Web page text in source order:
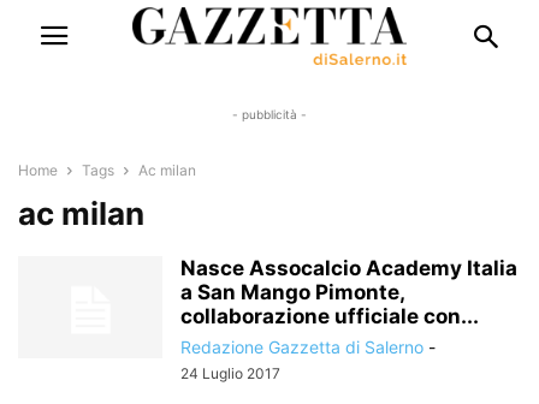
- pubblicità -
Home Tags Ac milan
ac milan
Nasce Assocalcio Academy Italia
a San Mango Pimonte,
collaborazione ufficiale con...
Redazione Gazzetta di Salerno -
24 Luglio 2017